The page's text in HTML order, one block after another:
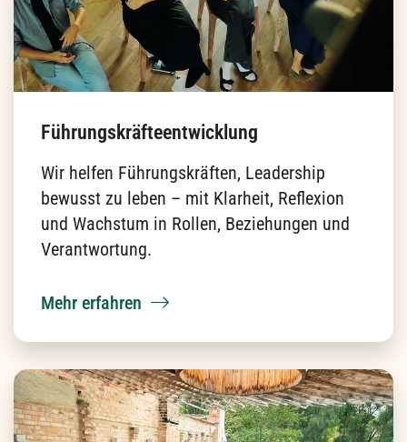
Gemeinsam mit euch machen wir
Teamentwicklung zum lebendigen Prozess:
mehr Vertrauen, weniger Reibung, echte
Wirksamkeit.